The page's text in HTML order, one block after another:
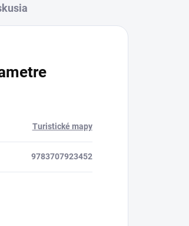
Turistické mapy
9783707923452